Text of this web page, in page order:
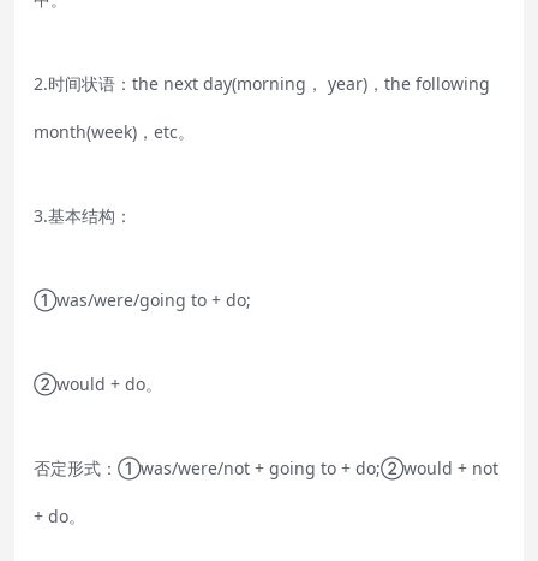
2.时间状语：the next day(morning， year)，the following
month(week)，etc。
3.基本结构：
①was/were/going to + do;
②would + do。
否定形式：①was/were/not + going to + do;②would + not
+ do。